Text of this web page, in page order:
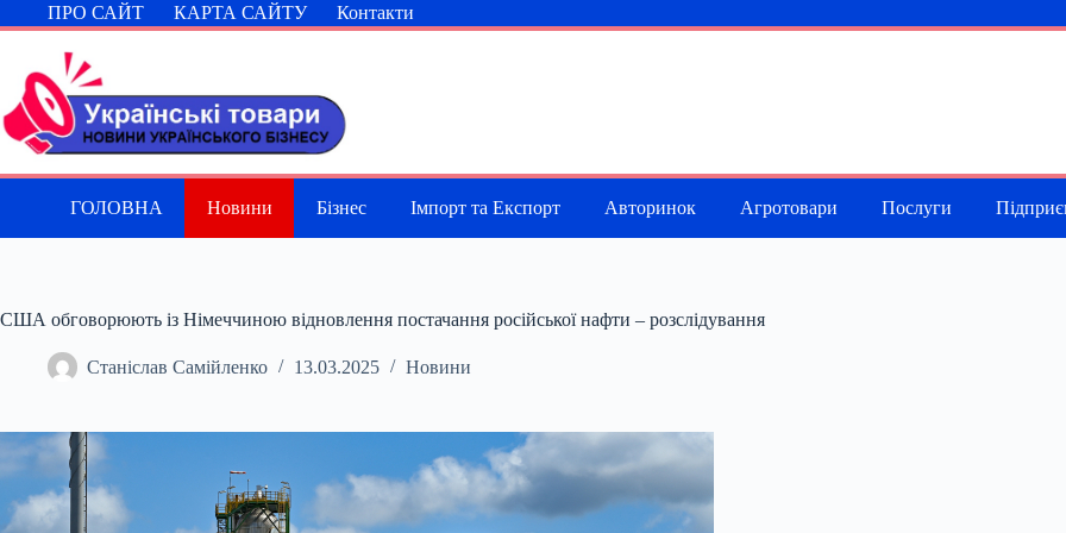
Перейти
до
ПРО САЙТ КАРТА САЙТУ Контакти
ГОЛОВНА Новини Бізнес Імпорт та Експорт Авторинок Агротовари Послуги
США обговорюють із Німеччиною відновлення постачання російської нафти – розслідування
Станіслав Самійленко 13.03.2025 Новини